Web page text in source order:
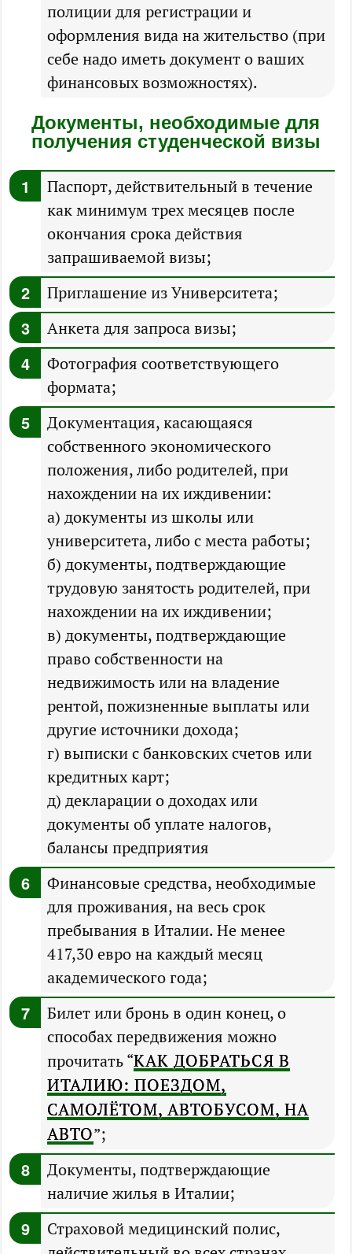
полиции для регистрации и
оформления вида на жительство (при
себе надо иметь документ о ваших
финансовых возможностях).
Документы, необходимые для
получения студенческой визы
Паспорт, действительный в течение
как минимум трех месяцев после
окончания срока действия
запрашиваемой визы;
Приглашение из Университета;
Анкета для запроса визы;
Фотография соответствующего
формата;
Документация, касающаяся
собственного экономического
положения, либо родителей, при
нахождении на их иждивении:
а) документы из школы или
университета, либо с места работы;
б) документы, подтверждающие
трудовую занятость родителей, при
нахождении на их иждивении;
в) документы, подтверждающие
право собственности на
недвижимость или на владение
рентой, пожизненные выплаты или
другие источники дохода;
г) выписки с банковских счетов или
кредитных карт;
д) декларации о доходах или
документы об уплате налогов,
балансы предприятия
Финансовые средства, необходимые
для проживания, на весь срок
пребывания в Италии. Не менее
417,30 евро на каждый месяц
академического года;
Билет или бронь в один конец, о
способах передвижения можно
прочитать “КАК ДОБРАТЬСЯ В
ИТАЛИЮ: ПОЕЗДОМ,
САМОЛЁТОМ, АВТОБУСОМ, НА
АВТО”;
Документы, подтверждающие
наличие жилья в Италии;
Страховой медицинский полис,